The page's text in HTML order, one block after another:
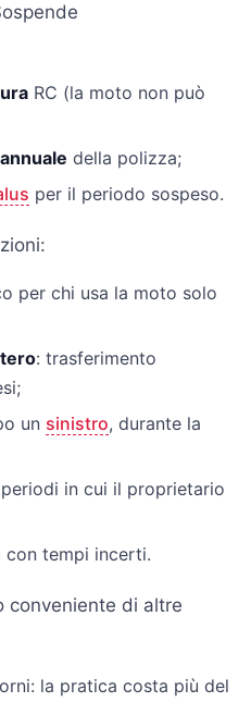
RC (la moto non può
della polizza;
per il periodo sospeso.
per chi usa la moto solo
: trasferimento
un sinistro, durante la
in cui il proprietario
con tempi incerti.
conveniente di altre
la pratica costa più del